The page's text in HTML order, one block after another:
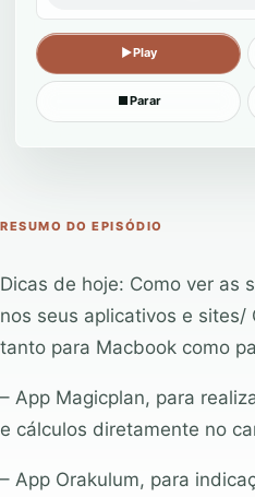
▶Play
■Parar
RESUMO DO EPISÓDIO
Dicas de hoje: Como ver as
nos seus aplicativos e sites/
tanto para Macbook como
– App Magicplan, para
e cálculos diretamente no
– App Orakulum, para